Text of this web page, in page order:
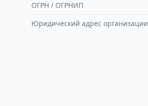
ОГРН / ОГРНИП
Юридический адрес организации